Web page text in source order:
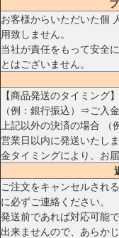
お客様からいただいた個
用致しません。
当社が責任をもって安全
とはございません。
【商品発送のタイミング
（例：銀行振込）⇒ご入
上記以外の決済の場合 （
営業日以内に発送いたし
金タイミングにより、お
ご注文をキャンセルされ
に必ずご連絡ください。
発送前であれば対応可能
出来ませんので、あらか